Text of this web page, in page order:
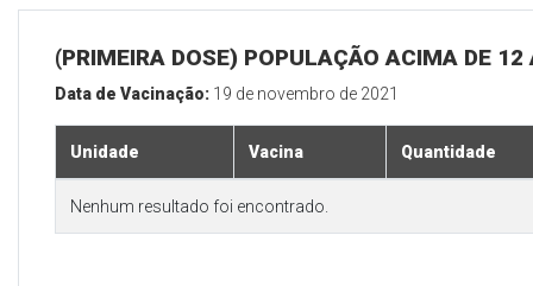
(PRIMEIRA DOSE) POPULAÇÃO ACIMA DE 12
Data de Vacinação: 19 de novembro de 2021
Unidade Vacina Quantidade
Nenhum resultado foi encontrado.